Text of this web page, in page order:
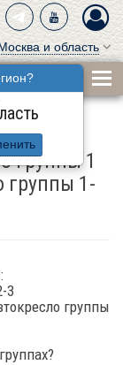
Москва и область
группы 1
группы 1-
3
группы